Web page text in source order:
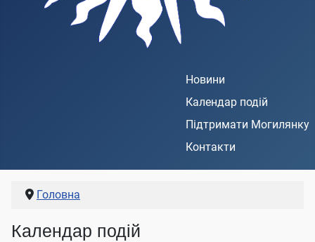
Новини
Календар подій
Підтримати Могилянку
Контакти
Головна
Календар подій